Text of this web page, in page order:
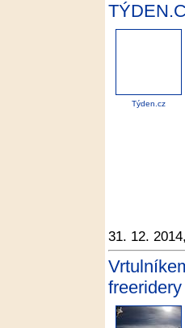
Týden.cz
31. 12.